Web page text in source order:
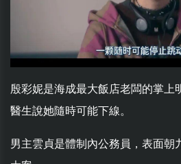
殷彩妮是海成最大飯店老闆的掌上
醫生說她隨時可能下線。
男主雲貞是體制內公務員，表面朝